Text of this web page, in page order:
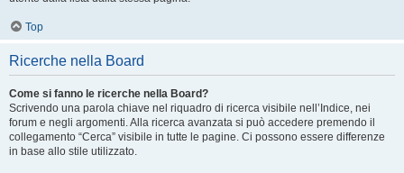
Top
Ricerche nella Board
Come si fanno le ricerche nella Board?
Scrivendo una parola chiave nel riquadro di ricerca visibile nell’Indice, nei
forum e negli argomenti. Alla ricerca avanzata si può accedere premendo il
collegamento “Cerca” visibile in tutte le pagine. Ci possono essere differenze
in base allo stile utilizzato.